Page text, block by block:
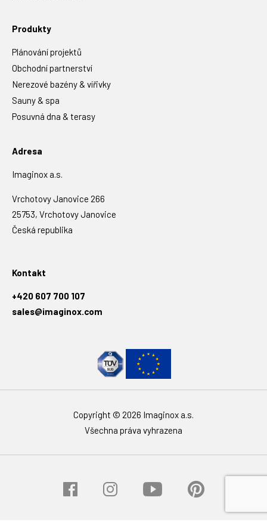
Produkty
Plánování projektů
Obchodní partnerství
Nerezové bazény & vířivky
Sauny & spa
Posuvná dna & terasy
Adresa
Imaginox a.s.
Vrchotovy Janovice 266
25753, Vrchotovy Janovice
Česká republika
Kontakt
+420 607 700 107
sales@imaginox.com
Copyright © 2026 Imaginox a.s.
Všechna práva vyhrazena